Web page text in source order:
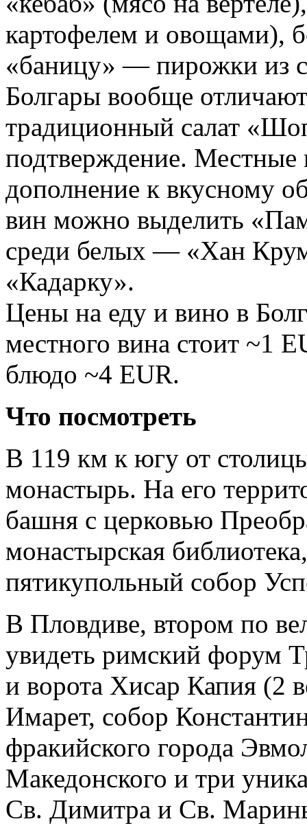
картофелем и овощами),
«баницу» — пирожки из
Болгары вообще
традиционный салат
подтверждение.
дополнение к вкусному
вин можно выделить
среди белых — «Хан
«Кадарку».
Цены на еду и вино в
местного вина стоит ~1
блюдо ~4 EUR.
Что посмотреть
В 119 км к югу от
монастырь. На его
башня с церковью
монастырская
пятикупольный собор
В Пловдиве, втором по
увидеть римский форум
и ворота Хисар Капия (2
Имарет, собор
фракийского города
Македонского и три
Св. Димитра и Св.